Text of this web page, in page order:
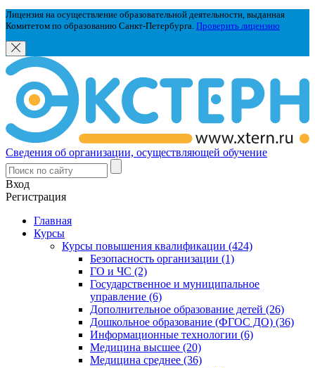
Лицензия на осуществление образовательной деятельности, выданная
Комитетом по образованию Санкт-Петербурга. Проверить лицензию
Сведения об организации, осуществляющей обучение
Вход
Регистрация
Главная
Курсы
Курсы повышения квалификации (424)
Безопасность организации (1)
ГО и ЧС (2)
Государственное и муниципальное
управление (6)
Дополнительное образование детей (26)
Дошкольное образование (ФГОС ДО) (36)
Информационные технологии (6)
Медицина высшее (20)
Медицина среднее (36)